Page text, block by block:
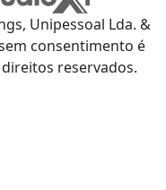
Unipessoal Lda. &
consentimento é
reservados.